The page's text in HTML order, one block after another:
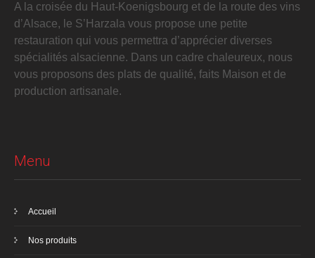
A la croisée du Haut-Koenigsbourg et de la route des vins
d’Alsace, le S’Harzala vous propose une petite
restauration qui vous permettra d’apprécier diverses
spécialités alsacienne. Dans un cadre chaleureux, nous
vous proposons des plats de qualité, faits Maison et de
production artisanale.
Menu
Accueil
Nos produits